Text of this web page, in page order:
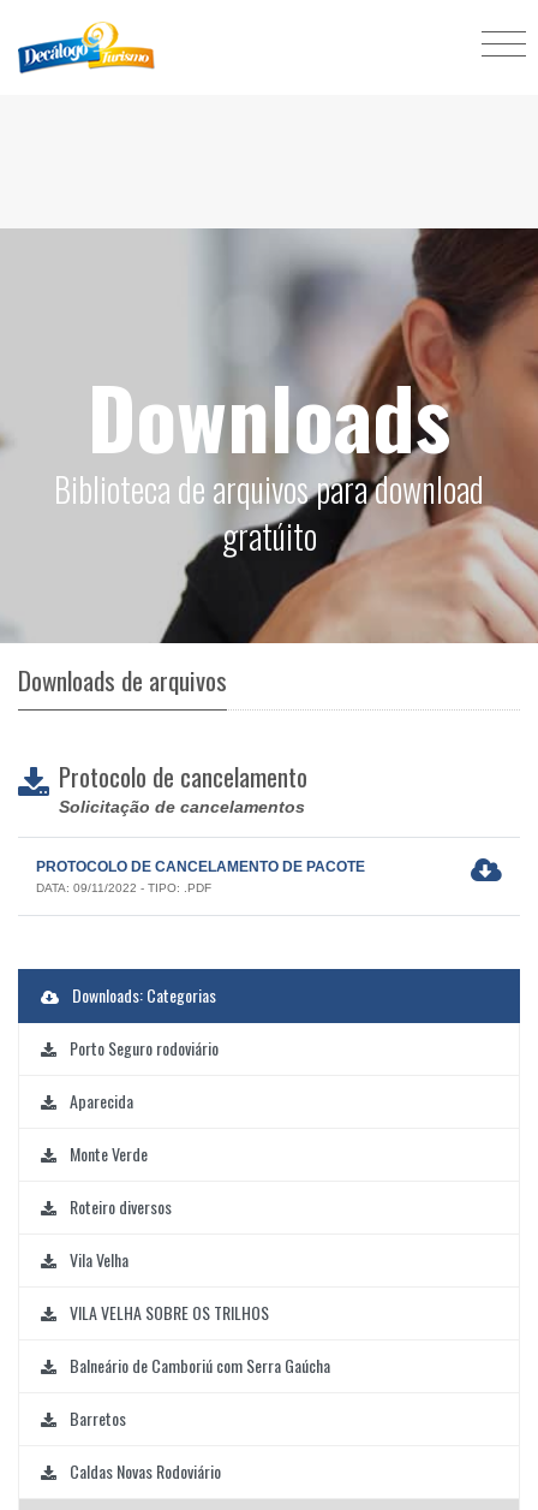
Downloads
Biblioteca de arquivos para download
gratúito
Downloads de arquivos
Protocolo de cancelamento
Solicitação de cancelamentos
PROTOCOLO DE CANCELAMENTO DE PACOTE
DATA: 09/11/2022 - TIPO: .PDF
Downloads: Categorias
Porto Seguro rodoviário
Aparecida
Monte Verde
Roteiro diversos
Vila Velha
VILA VELHA SOBRE OS TRILHOS
Balneário de Camboriú com Serra Gaúcha
Barretos
Caldas Novas Rodoviário